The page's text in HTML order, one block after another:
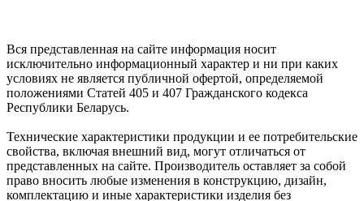
Вся представленная на сайте информация носит
исключительно информационный характер и ни при каких
условиях не является публичной офертой, определяемой
положениями Статей 405 и 407 Гражданского кодекса
Республики Беларусь.
Технические характеристики продукции и ее потребительские
свойства, включая внешний вид, могут отличаться от
представленных на сайте. Производитель оставляет за собой
право вносить любые изменения в конструкцию, дизайн,
комплектацию и иные характеристики изделия без